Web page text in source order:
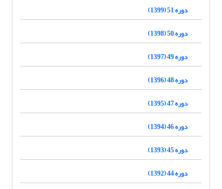
دوره 51 (1399)
دوره 50 (1398)
دوره 49 (1397)
دوره 48 (1396)
دوره 47 (1395)
دوره 46 (1394)
دوره 45 (1393)
دوره 44 (1392)